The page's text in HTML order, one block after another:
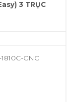
3 TRỤC
CNC